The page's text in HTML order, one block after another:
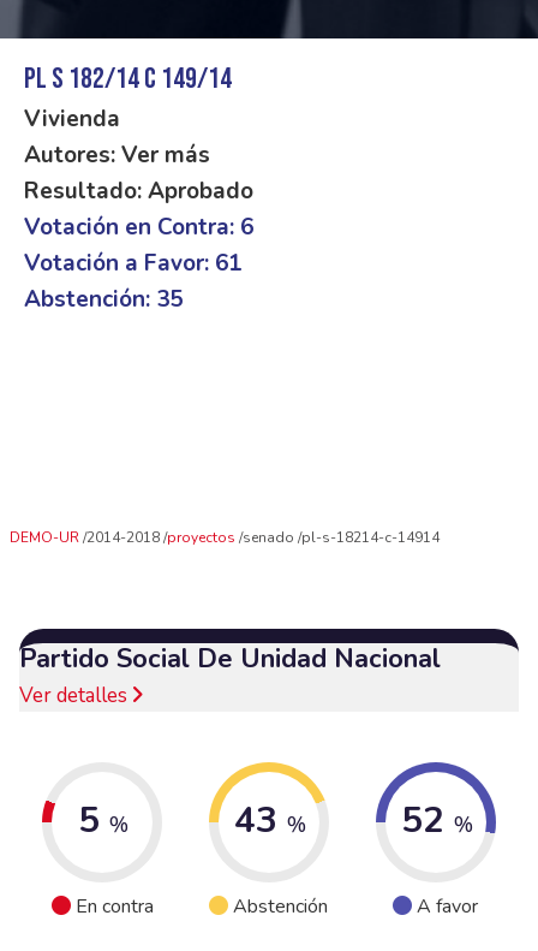
PL S 182/14 C 149/14
Vivienda
Autores: Ver más
Resultado: Aprobado
Votación en Contra: 6
Votación a Favor: 61
Abstención: 35
DEMO-UR 2014-2018 proyectos senado pl-s-18214-c-14914
Partido Social De Unidad Nacional
Ver detalles
5 %
En contra
43 %
Abstención
52 %
A favor